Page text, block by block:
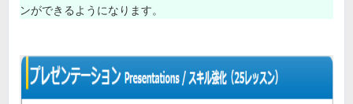
ンができるようになります。